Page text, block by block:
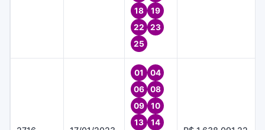
18
19
22
23
25
01
04
06
08
09
10
13
14